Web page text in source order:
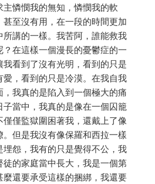
憐憫我的無知，憐憫我的軟
至沒有用，在一段的時間更加
講的一樣。我苦阿，誰能救我
在這樣一個漫長的憂鬱症的一
看到了沒有光明，看到的只是
，看到的只是冷漠。在我自我
我真的是陷入到一個極大的痛
當中，我真的是像在一個囚籠
僅監獄圍困著我，還戴上了像
但是我沒有像保羅和西拉一樣
怨，我有的只是覺得不公，我
的家庭當中長大，我是一個第
還要承受這樣的捆綁，我還要